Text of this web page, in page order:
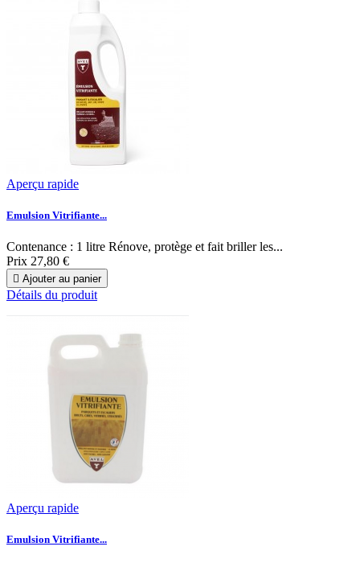
Aperçu rapide
Emulsion Vitrifiante...
Contenance : 1 litre Rénove, protège et fait briller les...
Prix 27,80 €
 Ajouter au panier
Détails du produit
Aperçu rapide
Emulsion Vitrifiante...